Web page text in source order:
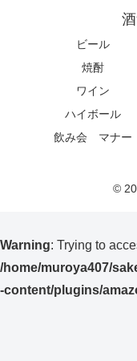
ビール
焼酎
ワイン
ハイボール
飲み会 マナー
©
Warning: Trying to
/home/muroya407/
-content/plugins/